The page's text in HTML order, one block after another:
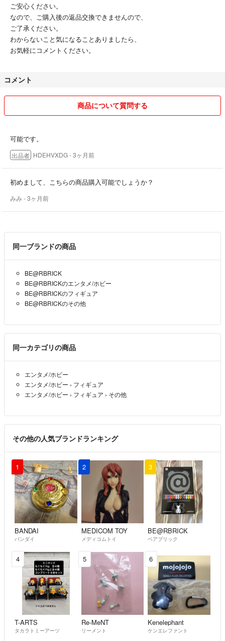
ご安心ください。
なので、ご購入後の返品交換できませんので、
ご了承ください。
わからないこと気になることありましたら、
お気軽にコメントください。
コメント
商品について質問する
可能です。
出品者 HDEHVXDG- 3ヶ月前
初めまして、こちらの商品購入可能でしょうか？
みみ- 3ヶ月前
同一ブランドの商品
BE@RBRICK
BE@RBRICKのエンタメ/ホビー
BE@RBRICKのフィギュア
BE@RBRICKのその他
同一カテゴリの商品
エンタメ/ホビー
エンタメ/ホビー › フィギュア
エンタメ/ホビー › フィギュア › その他
その他の人気ブランドランキング
1
BANDAI
バンダイ
2
MEDICOM TOY
メディコムトイ
3
BE@RBRICK
ベアブリック
4
T-ARTS
タカラトミーアーツ
5
Re-MeNT
リーメント
6
Kenelephant
ケンエレファント